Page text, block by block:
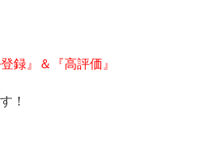
録』＆『高評価』
！